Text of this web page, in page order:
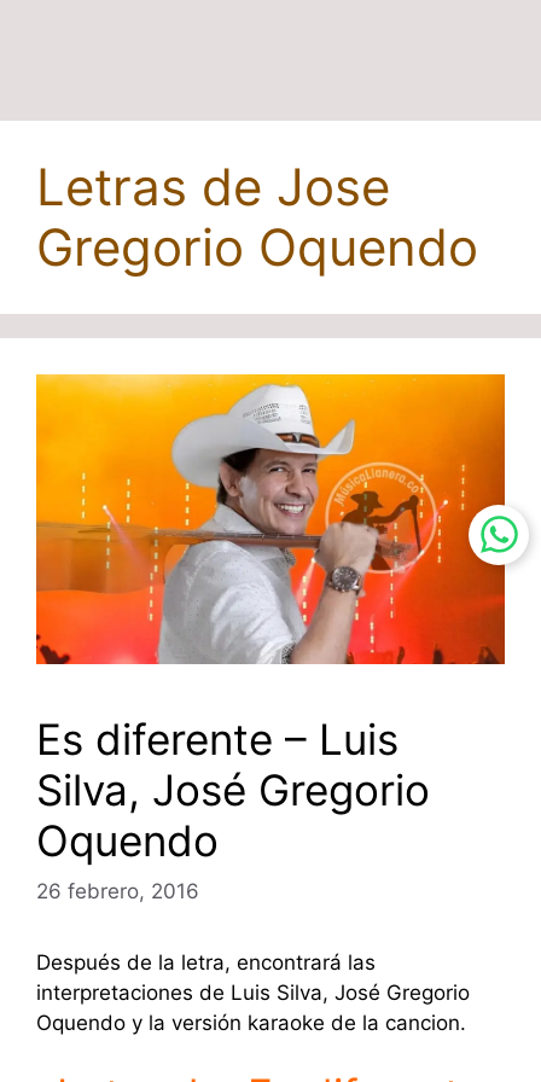
Letras de Jose
Gregorio Oquendo
Es diferente – Luis
Silva, José Gregorio
Oquendo
26 febrero, 2016
Después de la letra, encontrará las
interpretaciones de Luis Silva, José Gregorio
Oquendo y la versión karaoke de la cancion.